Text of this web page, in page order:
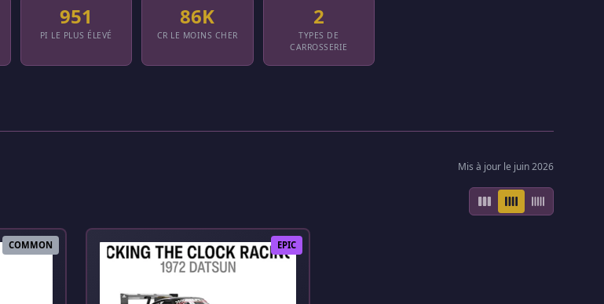
951
PI LE PLUS ÉLEVÉ
86K
CR LE MOINS CHER
2
TYPES DE
CARROSSERIE
Mis à jour le juin 2026
COMMON EPIC